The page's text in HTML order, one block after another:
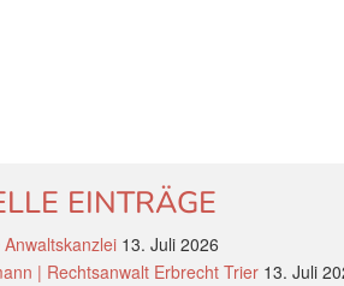
EINTRÄGE
Anwaltskanzlei 13. Juli 2026
| Rechtsanwalt Erbrecht Trier 13. Juli